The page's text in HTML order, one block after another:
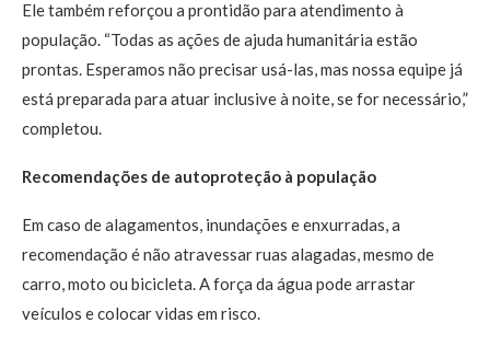
Ele também reforçou a prontidão para atendimento à
população. “Todas as ações de ajuda humanitária estão
prontas. Esperamos não precisar usá-las, mas nossa equipe já
está preparada para atuar inclusive à noite, se for necessário,”
completou.
Recomendações de autoproteção à população
Em caso de alagamentos, inundações e enxurradas, a
recomendação é não atravessar ruas alagadas, mesmo de
carro, moto ou bicicleta. A força da água pode arrastar
veículos e colocar vidas em risco.